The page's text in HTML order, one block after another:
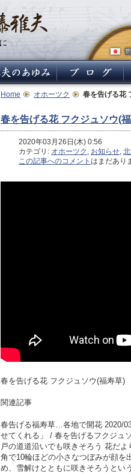
Home オホーツク 春を告げる花
春を告げる花 フクジュソウ(
2020年03月26日(木) 0:56
カテゴリ: オホーツク , お知らせ,
この記事へのコメント はまだあり
春を告げる花 フクジュソウ(福寿草)
関連記事
春告げる福寿草…各地で開花 2020/
せてくれる」 / 春を告げるフクジュ
戸の道道沿いでも咲きそろう 花だ
角で10輪ほどの小さなつぼみが顔を
め、雪解けとともに咲きそろうとい